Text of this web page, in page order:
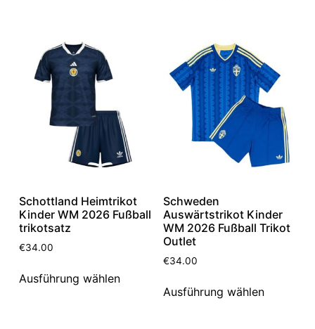
Schottland Heimtrikot
Kinder WM 2026 Fußball
trikotsatz
€34.00
Ausführung wählen
Schweden
Auswärtstrikot Kinder
WM 2026 Fußball Trikot
Outlet
€34.00
Ausführung wählen